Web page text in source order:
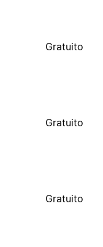
Gratuito
Gratuito
Gratuito